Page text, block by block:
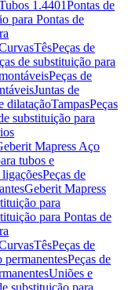
1.4401Pontas de
para Pontas de
TêsPeças de
de substituição para
Peças de
Juntas de
dilataçãoTampasPeças
substituição para
Mapress Aço
tubos e
Peças de
Geberit Mapress
para
para Pontas de
TêsPeças de
permanentesPeças de
Uniões e
substituição para